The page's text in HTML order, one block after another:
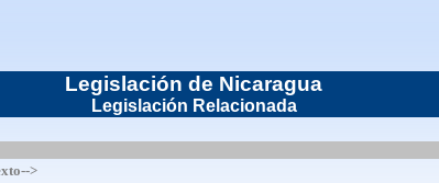
Legislación de Nicaragua
Legislación Relacionada
>